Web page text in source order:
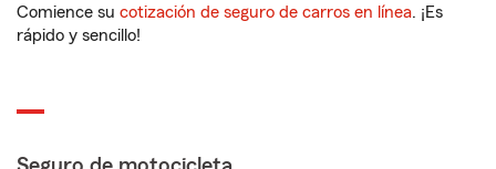
Comience su cotización de seguro de carros en línea. ¡Es
rápido y sencillo!